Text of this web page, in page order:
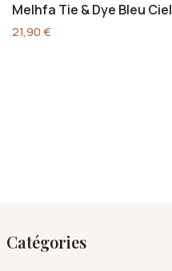
Melhfa Tie & Dye Bleu Ciel
21,90€
Catégories